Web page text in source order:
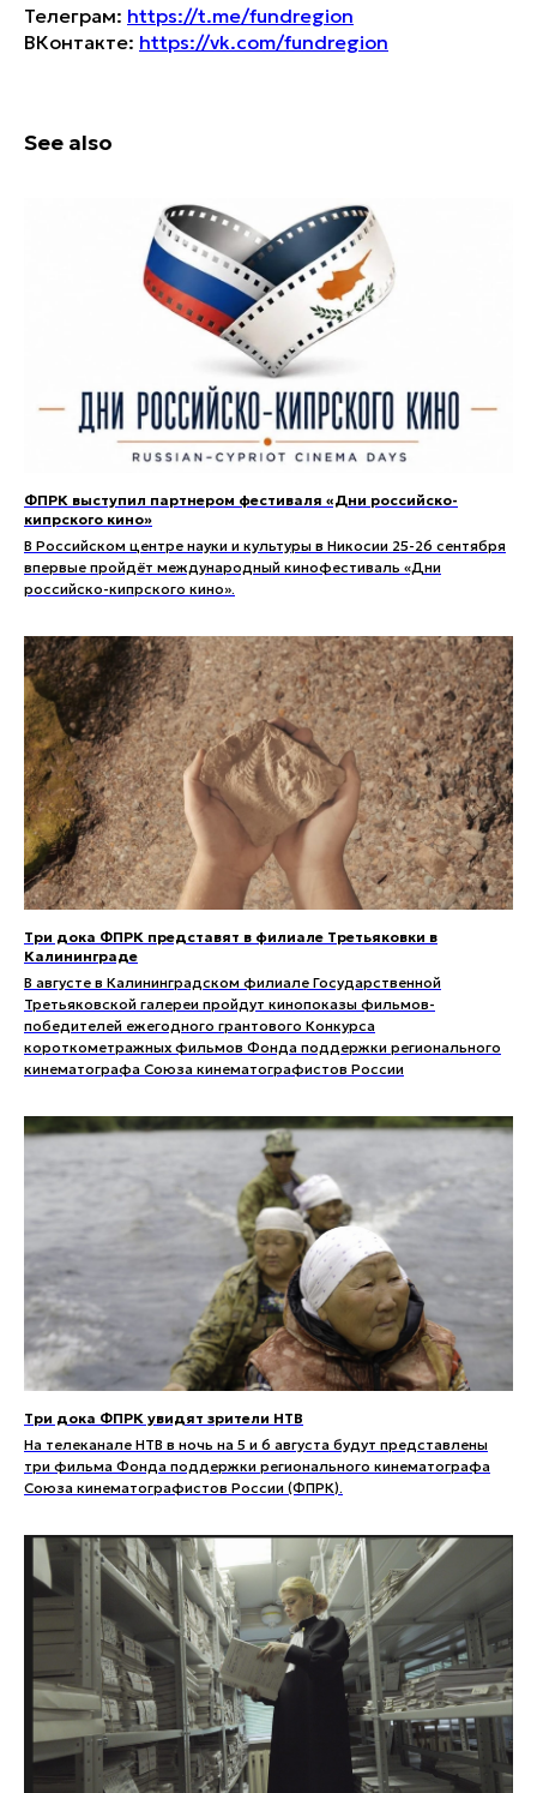
Телеграм: https://t.me/fundregion
ВКонтакте: https://vk.com/fundregion
See also
ФПРК выступил партнером фестиваля «Дни российско-
кипрского кино»
В Российском центре науки и культуры в Никосии 25-26 сентября
впервые пройдёт международный кинофестиваль «Дни
российско-кипрского кино».
Три дока ФПРК представят в филиале Третьяковки в
Калининграде
В августе в Калининградском филиале Государственной
Третьяковской галереи пройдут кинопоказы фильмов-
победителей ежегодного грантового Конкурса
короткометражных фильмов Фонда поддержки регионального
кинематографа Союза кинематографистов России
Три дока ФПРК увидят зрители НТВ
На телеканале НТВ в ночь на 5 и 6 августа будут представлены
три фильма Фонда поддержки регионального кинематографа
Союза кинематографистов России (ФПРК).